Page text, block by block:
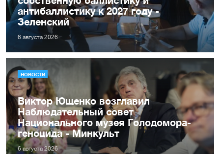
антибаллистику к 2027 году -
Зеленский
6 августа 2026
НОВОСТИ
Виктор Ющенко возглавил
Наблюдательный совет
Национального музея Голодомора-
геноцида - Минкульт
6 августа 2026